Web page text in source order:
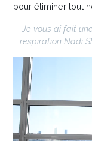
pour éliminer tout
Je vous ai fait
respiration Nadi